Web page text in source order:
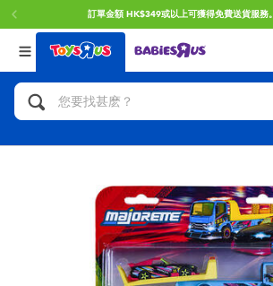
訂單金額 HK$349或以上可獲得免費送貨服務。
返回
分類目錄
人氣英雄,角色扮演,射擊玩具
拼砌組合及樂高LEGO
玩具車,貨車,火車及遙控系列
返回
品牌
Brunch Brother 早午餐兄弟
Spider-Man蜘蛛俠
Mini Brands
返回
年齢
0~2歳
5~7歳
8~11歳